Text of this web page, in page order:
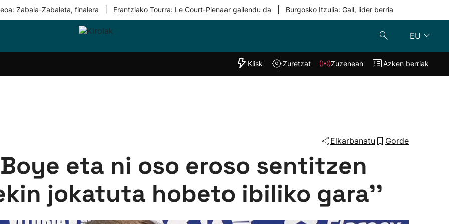
Zabala-Zabaleta, finalera Frantziako Tourra: Le Court-Pienaar gailendu da Burgosko Itzulia: Gall, lider berria
EU
Taldeak
"Helmuga"
Klisk Zuzenean
Klisk Zuretzat Zuzenean Azken berriak
Elkarbanatu Gorde
eta ni oso eroso sentitzen
jokatuta hobeto ibiliko gara''